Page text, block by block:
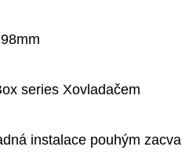
series Xovladačem
instalace pouhým zacva